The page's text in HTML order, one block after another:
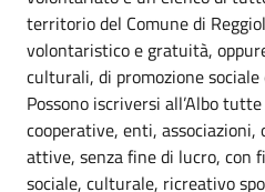
territorio del Comune di
volontaristico e gratuità,
culturali, di promozione sociale
Possono iscriversi all’Albo
cooperative, enti, associazioni,
attive, senza fine di lucro, con
sociale, culturale, ricreativo